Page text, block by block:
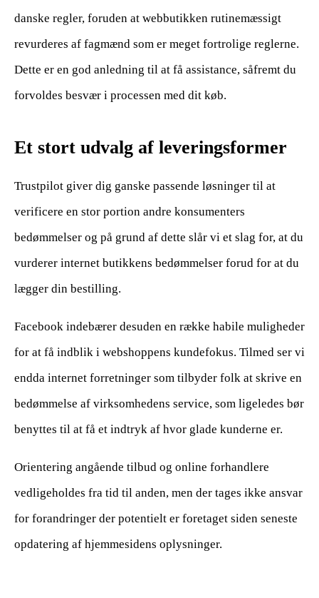
danske regler, foruden at webbutikken rutinemæssigt
revurderes af fagmænd som er meget fortrolige reglerne.
Dette er en god anledning til at få assistance, såfremt du
forvoldes besvær i processen med dit køb.
Et stort udvalg af leveringsformer
Trustpilot giver dig ganske passende løsninger til at
verificere en stor portion andre konsumenters
bedømmelser og på grund af dette slår vi et slag for, at du
vurderer internet butikkens bedømmelser forud for at du
lægger din bestilling.
Facebook indebærer desuden en række habile muligheder
for at få indblik i webshoppens kundefokus. Tilmed ser vi
endda internet forretninger som tilbyder folk at skrive en
bedømmelse af virksomhedens service, som ligeledes bør
benyttes til at få et indtryk af hvor glade kunderne er.
Orientering angående tilbud og online forhandlere
vedligeholdes fra tid til anden, men der tages ikke ansvar
for forandringer der potentielt er foretaget siden seneste
opdatering af hjemmesidens oplysninger.